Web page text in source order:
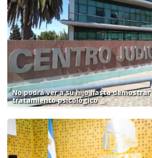
No podrá ver a su hijo hasta demostrar
tratamiento psicológico